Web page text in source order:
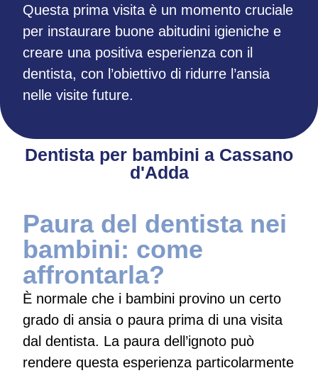
Questa prima visita è un momento cruciale
per instaurare buone abitudini igieniche e
creare una positiva esperienza con il
dentista, con l’obiettivo di ridurre l’ansia
nelle visite future.
Dentista per bambini a Cassano
d'Adda
Paura del dentista nei
bambini: come
affrontarla?
È normale che i bambini provino un certo
grado di ansia o paura prima di una visita
dal dentista. La paura dell’ignoto può
rendere questa esperienza particolarmente